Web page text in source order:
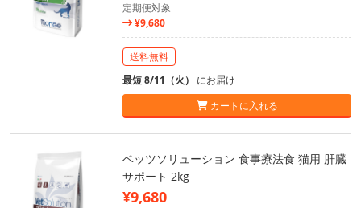
定期便対象
¥9,680
送料無料
最短 8/11（火） にお届け
カートに入れる
ベッツソリューション 食事療法食 猫用 肝臓
サポート 2kg
¥9,680